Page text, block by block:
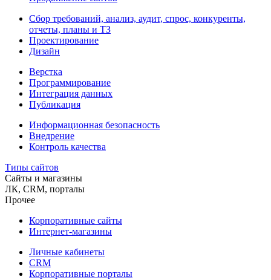
Сбор требований, анализ, аудит, спрос, конкуренты,
отчеты, планы и ТЗ
Проектирование
Дизайн
Верстка
Программирование
Интеграция данных
Публикация
Информационная безопасность
Внедрение
Контроль качества
Типы сайтов
Сайты и магазины
ЛК, CRM, порталы
Прочее
Корпоративные сайты
Интернет-магазины
Личные кабинеты
CRM
Корпоративные порталы